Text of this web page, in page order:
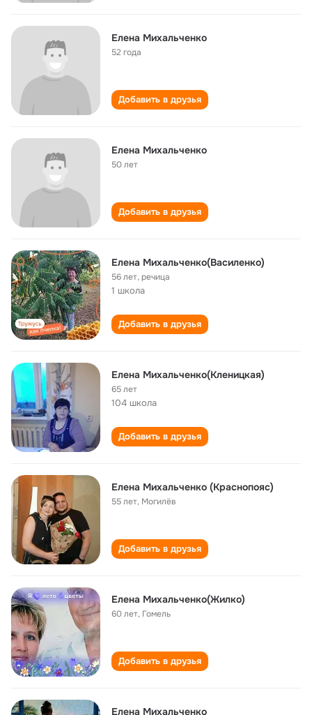
Елена Михальченко
52 года
Добавить в друзья
Елена Михальченко
50 лет
Добавить в друзья
Елена Михальченко(Василенко)
56 лет,речица
1 школа
Добавить в друзья
Елена Михальченко(Кленицкая)
65 лет
104 школа
Добавить в друзья
Елена Михальченко (Краснопояс)
55 лет, Могилёв
Добавить в друзья
Елена Михальченко(Жилко)
60 лет, Гомель
Добавить в друзья
Елена Михальченко